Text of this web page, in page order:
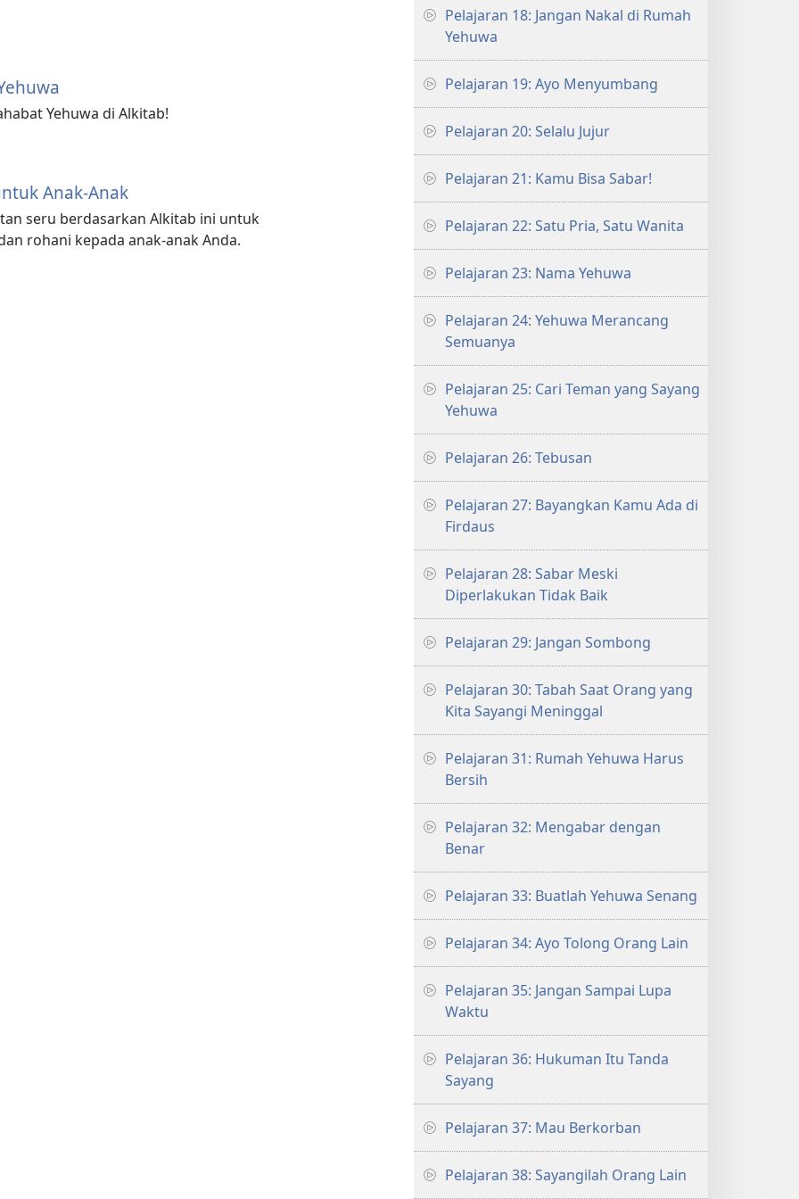
Yehuwa di Alkitab!
Anak-Anak
seru berdasarkan Alkitab ini untuk
rohani kepada anak-anak Anda.
Pelajaran 18: Jangan Nakal di Rumah
Yehuwa
Pelajaran 19: Ayo Menyumbang
Pelajaran 20: Selalu Jujur
Pelajaran 21: Kamu Bisa Sabar!
Pelajaran 22: Satu Pria, Satu Wanita
Pelajaran 23: Nama Yehuwa
Pelajaran 24: Yehuwa Merancang
Semuanya
Pelajaran 25: Cari Teman yang Sayang
Yehuwa
Pelajaran 26: Tebusan
Pelajaran 27: Bayangkan Kamu Ada di
Firdaus
Pelajaran 28: Sabar Meski
Diperlakukan Tidak Baik
Pelajaran 29: Jangan Sombong
Pelajaran 30: Tabah Saat Orang yang
Kita Sayangi Meninggal
Pelajaran 31: Rumah Yehuwa Harus
Bersih
Pelajaran 32: Mengabar dengan
Benar
Pelajaran 33: Buatlah Yehuwa Senang
Pelajaran 34: Ayo Tolong Orang Lain
Pelajaran 35: Jangan Sampai Lupa
Waktu
Pelajaran 36: Hukuman Itu Tanda
Sayang
Pelajaran 37: Mau Berkorban
Pelajaran 38: Sayangilah Orang Lain